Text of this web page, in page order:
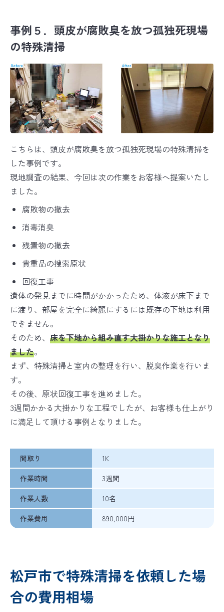
事例５．頭皮が腐敗臭を放つ孤独死現場
の特殊清掃
こちらは、頭皮が腐敗臭を放つ孤独死現場の特殊清掃を
した事例です。
現地調査の結果、今回は次の作業をお客様へ提案いたし
ました。
腐敗物の撤去
消毒消臭
残置物の撤去
貴重品の捜索原状
回復工事
遺体の発見までに時間がかかったため、体液が床下まで
に渡り、部屋を完全に綺麗にするには既存の下地は利用
できません。
そのため、 床を下地から組み直す大掛かりな施工となり
ました。
まず、特殊清掃と室内の整理を行い、脱臭作業を行いま
す。
その後、原状回復工事を進めました。
3週間かかる大掛かりな工程でしたが、お客様も仕上がり
に満足して頂ける事例となりました。
間取り
1K
作業時間
3週間
作業人数
10名
作業費用
890,000円
松戸市で特殊清掃を依頼した場
合の費用相場